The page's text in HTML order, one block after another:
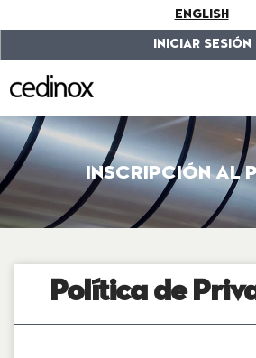
label.access.jump.content???
???
label.access.jump.header???
label.access.jump.footer???
???
label.access.jump.menu???
ENGLISH
INICIAR SESIÓN
INSCRIPCIÓN AL
Política de